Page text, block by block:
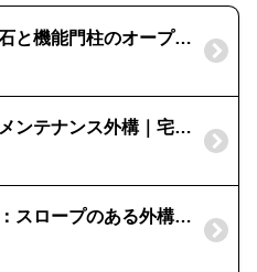
桜井市：乱形石と機能門柱のオープン外構｜宅配ボックス『コルディア』
橿原市：ローメンテナンス外構｜宅配ボックス
三重県伊賀市：スロープのある外構と宅配ボックス門柱｜ルシアスポストユニット